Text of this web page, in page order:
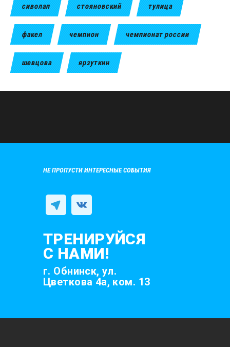
сиволап стояновский тулица
факел чемпион чемпионат россии
шевцова ярзуткин
НЕ ПРОПУСТИ ИНТЕРЕСНЫЕ СОБЫТИЯ
ТРЕНИРУЙСЯ
С НАМИ!
г. Обнинск, ул.
Цветкова 4а, ком. 13